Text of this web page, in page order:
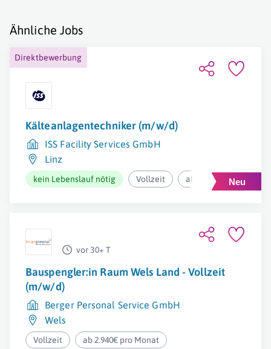
Ähnliche Jobs
Direktbewerbung
Kälteanlagentechniker (m/w/d)
ISS Facility Services GmbH
Linz
kein Lebenslauf nötig Vollzeit ab 3.700€ pro Monat
vor 30+ T
Bauspengler:in Raum Wels Land - Vollzeit
(m/w/d)
Berger Personal Service GmbH
Wels
Vollzeit ab 2.940€ pro Monat